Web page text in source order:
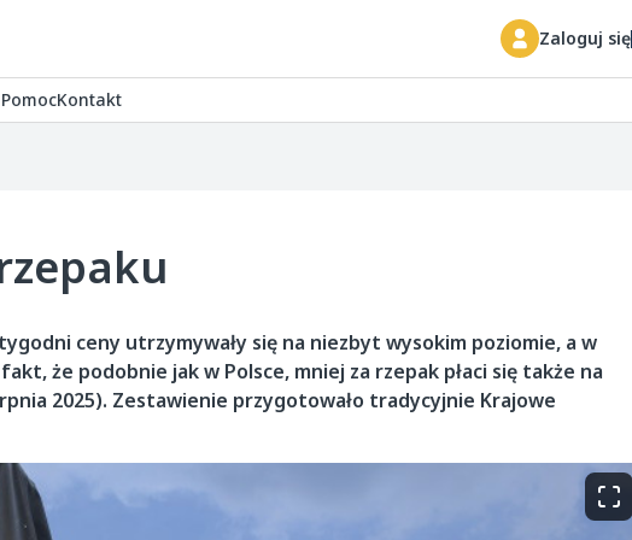
Zaloguj się
PomocKontakt
ceny utrzymywały się na niezbyt wysokim poziomie, a w
że podobnie jak w Polsce, mniej za rzepak płaci się także na
2025). Zestawienie przygotowało tradycyjnie Krajowe